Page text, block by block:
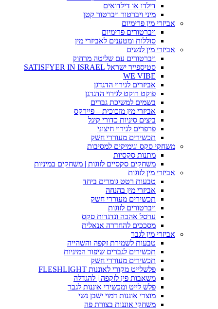
דילדו או דילדואים
מיני ויברטור ויברטור קטן
אביזרי מין פרימיום
ויברטורים פרימיום
סוללות ומטענים לאביזרי מין
אביזרי מין לנשים
ויברטורים עם שליטה מרחוק
סטיספייר ישראל SATISFYER IN ISRAEL
WE VIBE
אביזרים לגירוי הדגדגן
פוקט רוקט לגירוי הדגדגן
בשמים למשיכת גברים
אביזרי מין מזכוכית – פיירקס
ביצים סיניות כדורי קיגל
פרפרים לגירוי חיצוני
תכשירים מעוררי חשק
משחקי סקס וגימיקים למסיבות
מתנות סקסיות
משחקים סקסיים לזוגות | משחקים במיניות
אביזרי מין לזוגות
טבעות רטט גומרים ביחד
אביזרי מין בהנחה
תכשירים מעוררי חשק
ויברטורים לזוגות
ערסל אהבה ונדנדות סקס
מסככים להחדרה אנאלית
אביזרי מין לגבר
טבעות לשמירת זקפה והשהייה
תכשירים לגברים שיפור המיניות
תכשירים מעוררי חשק
פלשלייט מקורי לאוננות FLESHLIGHT
משאבות פין לזקפה | להגדלה
פלש לייט ומכשירי אוננות לגבר
מוצרי אוננות דמוי ישבן נשי
משחקי אוננות בצורת פה